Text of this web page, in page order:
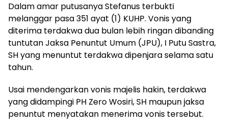
Dalam amar putusanya Stefanus terbukti
melanggar pasa 351 ayat (1) KUHP. Vonis yang
diterima terdakwa dua bulan lebih ringan dibanding
tuntutan Jaksa Penuntut Umum (JPU), I Putu Sastra,
SH yang menuntut terdakwa dipenjara selama satu
tahun.
Usai mendengarkan vonis majelis hakin, terdakwa
yang didampingi PH Zero Wosiri, SH maupun jaksa
penuntut menyatakan menerima vonis tersebut.